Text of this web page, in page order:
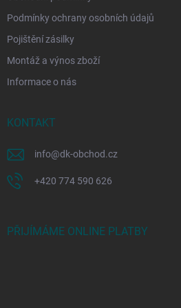
Podmínky ochrany osobních údajů
Pojištění zásilky
Montáž a výnos zboží
Informace o nás
KONTAKT
info@dk-obchod.cz
+420 774 590 626
PŘIJÍMÁME ONLINE PLATBY